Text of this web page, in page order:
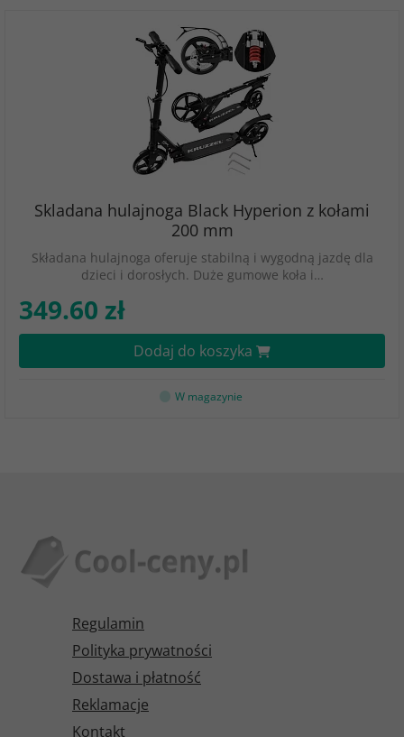
Skladana hulajnoga Black Hyperion z kołami
200 mm
Składana hulajnoga oferuje stabilną i wygodną jazdę dla
dzieci i dorosłych. Duże gumowe koła i…
349.60 zł
Dodaj do koszyka
W magazynie
Regulamin
Polityka prywatności
Dostawa i płatność
Reklamacje
Kontakt